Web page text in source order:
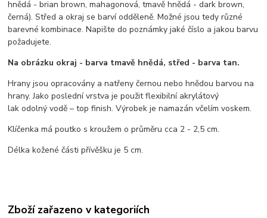
hnědá - brian brown, mahagonová, tmavě hnědá - dark brown,
černá). Střed a okraj se barví odděleně. Možné jsou tedy různé
barevné kombinace. Napište do poznámky jaké číslo a jakou barvu
požadujete.
Na obrázku okraj - barva tmavě hnědá, střed - barva tan.
Hrany jsou opracovány a natřeny černou nebo hnědou barvou na
hrany. Jako poslední vrstva je použit flexibilní akrylátový
lak odolný vodě – top finish. Výrobek je namazán včelím voskem.
Klíčenka má poutko s kroužem o průměru cca 2 - 2,5 cm.
Délka kožené části přívěšku je 5 cm.
Zboží zařazeno v kategoriích